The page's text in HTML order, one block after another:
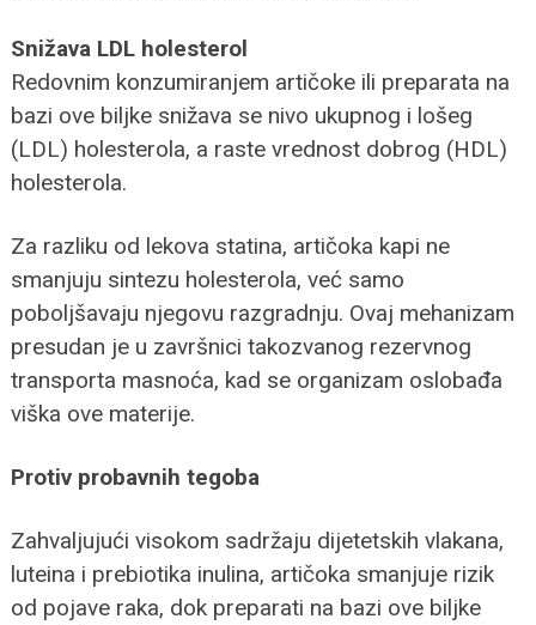
Snižava LDL holesterol
Redovnim konzumiranjem artičoke ili preparata na
bazi ove biljke snižava se nivo ukupnog i lošeg
(LDL) holesterola, a raste vrednost dobrog (HDL)
holesterola.
Za razliku od lekova statina, artičoka kapi ne
smanjuju sintezu holesterola, već samo
poboljšavaju njegovu razgradnju. Ovaj mehanizam
presudan je u završnici takozvanog rezervnog
transporta masnoća, kad se organizam oslobađa
viška ove materije.
Protiv probavnih tegoba
Zahvaljujući visokom sadržaju dijetetskih vlakana,
luteina i prebiotika inulina, artičoka smanjuje rizik
od pojave raka, dok preparati na bazi ove biljke